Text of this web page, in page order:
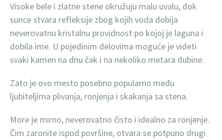
Visoke bele i zlatne stene okružuju malu uvalu, dok
sunce stvara refleksije zbog kojih voda dobija
neverovatnu kristalnu providnost po kojoj je laguna i
dobila ime. U pojedinim delovima moguće je videti
svaki kamen na dnu čak i na nekoliko metara dubine.
Zato je ovo mesto posebno popularno među
ljubiteljima plivanja, ronjenja i skakanja sa stena.
More je mirno, neverovatno čisto i idealno za ronjenje.
Čim zaronite ispod površine, otvara se potpuno drugi